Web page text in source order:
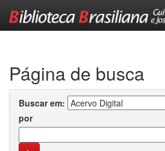
Página de busca
Buscar em:
por